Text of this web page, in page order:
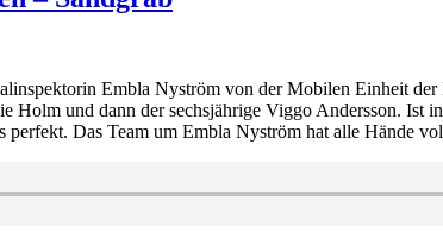
Embla Nyström von der Mobilen Einheit
Holm und dann der sechsjährige Viggo Andersson.
perfekt. Das Team um Embla Nyström hat alle Hände